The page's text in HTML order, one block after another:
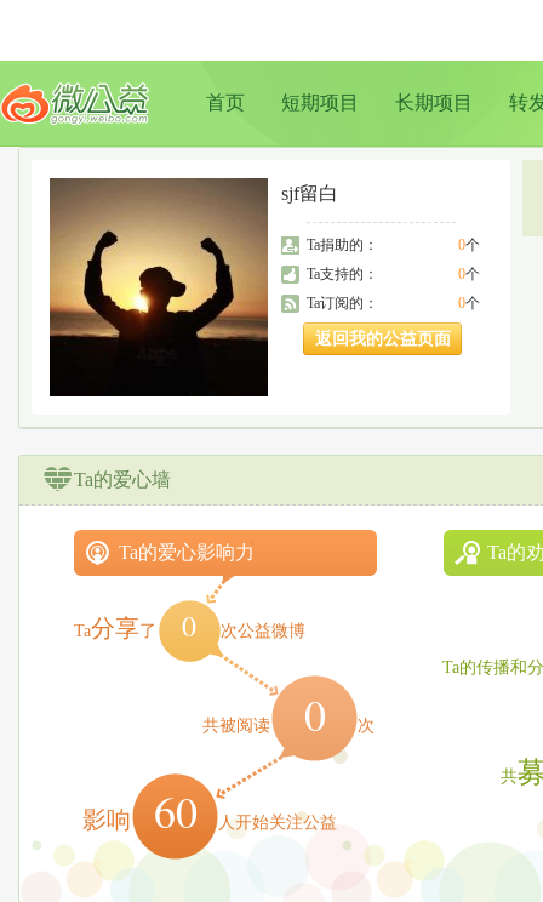
首页 短期项目 长期项目 转
sjf留白
0个
Ta捐助的：
0个
Ta支持的：
0个
Ta订阅的：
返回我的公益页面
Ta的爱心墙
Ta的爱心影响力
Ta分享了 0 次公益微博
共被阅读 0 次
影响 60 人开始关注公益
Ta的
Ta的传播和
共